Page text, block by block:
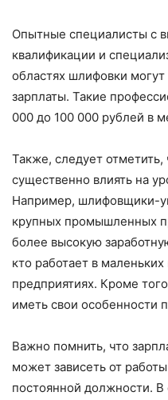
Опытные специалисты с
квалификации и
областях шлифовки
зарплаты. Такие
000 до 100 000 рублей в
Также, следует
существенно влиять на
Например, шлифовщики-
крупных промышленных
более высокую
кто работает в
предприятиях. Кроме
иметь свои особенности
Важно помнить, что
может зависеть от
постоянной должности. В